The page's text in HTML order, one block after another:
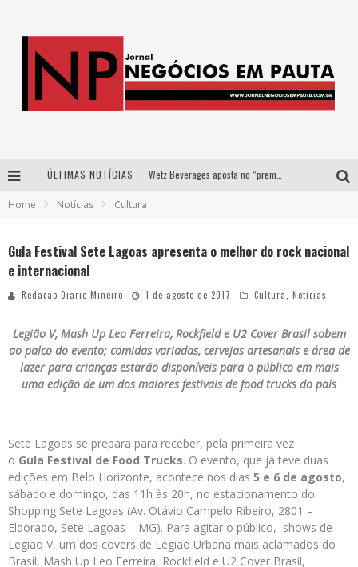
ÚLTIMAS NOTÍCIAS
Home Notícias Cultura
Gula Festival Sete Lagoas apresenta o melhor do rock nacional
e internacional
Redacao Diario Mineiro 1 de agosto de 2017 Cultura Notícias
Legião V, Mash Up Leo Ferreira, Rockfield e U2 Cover Brasilsobem
ao palco do evento; comidas variadas, cervejas artesanais e área de
lazer para crianças estarão disponíveis para o público em mais
uma edição de um dos maiores festivais de food trucks do país
Sete Lagoas se prepara para receber, pela primeira vez
o Gula Festival de Food Trucks. O evento, que já teve duas
edições em Belo Horizonte, acontece nos dias 5 e 6 de agosto,
sábado e domingo, das 11h às 20h, no estacionamento do
Shopping Sete Lagoas (Av. Otávio Campelo Ribeiro, 2801 –
Eldorado, Sete Lagoas – MG). Para agitar o público, shows de
Legião V, um dos covers de Legião Urbana mais aclamados do
Brasil, Mash Up Leo Ferreira, Rockfield e U2 Cover Brasil,